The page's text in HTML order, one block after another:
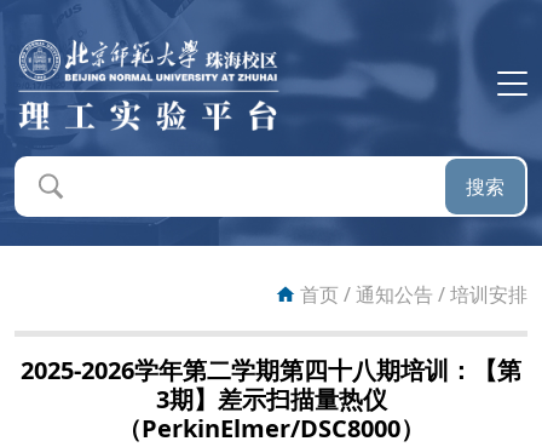
搜索
首页
平台概况
平台新闻
仪器设备
首页/通知公告 /培训安排
2025-2026学年第二学期第四十八期培训：【第
3期】差示扫描量热仪
（PerkinElmer/DSC8000）